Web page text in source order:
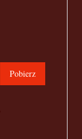
Pobierz